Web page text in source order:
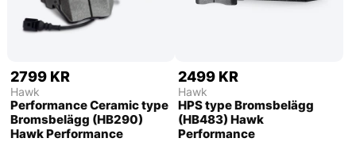
2799 KR
Hawk
Performance Ceramic type
Bromsbelägg (HB290)
Hawk Performance
2499 KR
Hawk
HPS type Bromsbelägg
(HB483) Hawk
Performance